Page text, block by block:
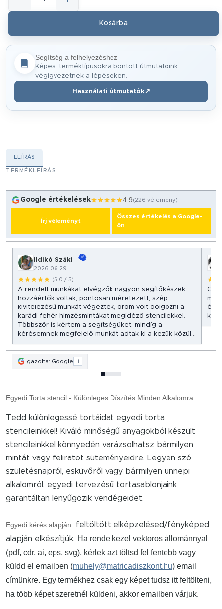
Segítség a felhelyezéshez
Képes, terméktípusokra bontott útmutatóink
végigvezetnek a lépéseken.
Használati útmutatók↗
(új ablakban nyílik meg)
LEÍRÁS
TERMÉKLEÍRÁS
Google értékelések 4.9(226 vélemény)
Írj véleményt
Összes értékelés a Google-
ön
Ildikó Száki
2026.06.29.
(5.0 / 5)
A rendelt munkákat elvégzők nagyon segítőkészek,
hozzáértők voltak, pontosan méretezett, szép
kivitelezésű munkát végeztek, öröm volt dolgozni a
karádi fehér himzésmintákat megidéző stencilekkel.
Többször is kértem a segítségüket, mindíg a
kérésemnek megfelelő munkát adtak ki a kezük közül!
Hamarosan új megrendeléssel keresem a
MatricaDiszkont-ot, bízom benne, hogy az új ötletemet
is megelégedetten kapom meg tőlük! Minden jót
kívánok a vállalkozásban dolgozóknak!
Sz. Ildikó
2026.
és
Igazolta: Google i
Egyedi Torta stencil - Különleges Díszítés Minden Alkalomra
Tedd különlegessé tortáidat egyedi torta
stencileinkkel! Kiváló minőségű anyagokból készült
stencileinkkel könnyedén varázsolhatsz bármilyen
mintát vagy feliratot süteményeidre. Legyen szó
születésnapról, esküvőről vagy bármilyen ünnepi
alkalomról, egyedi tervezésű tortasablonjaink
garantáltan lenyűgözik vendégeidet.
Egyedi kérés alapján: feltöltött elképzelésed/fényképed
alapján elkészítjük. Ha rendelkezel vektoros állománnyal
(pdf, cdr, ai, eps, svg), kérlek azt töltsd fel fentebb vagy
küldd el emailben (muhely@matricadiszkont.hu) email
címünkre. Egy termékhez csak egy képet tudsz itt feltölteni,
ha több képet szeretnél küldeni, akkor emailben várjuk.